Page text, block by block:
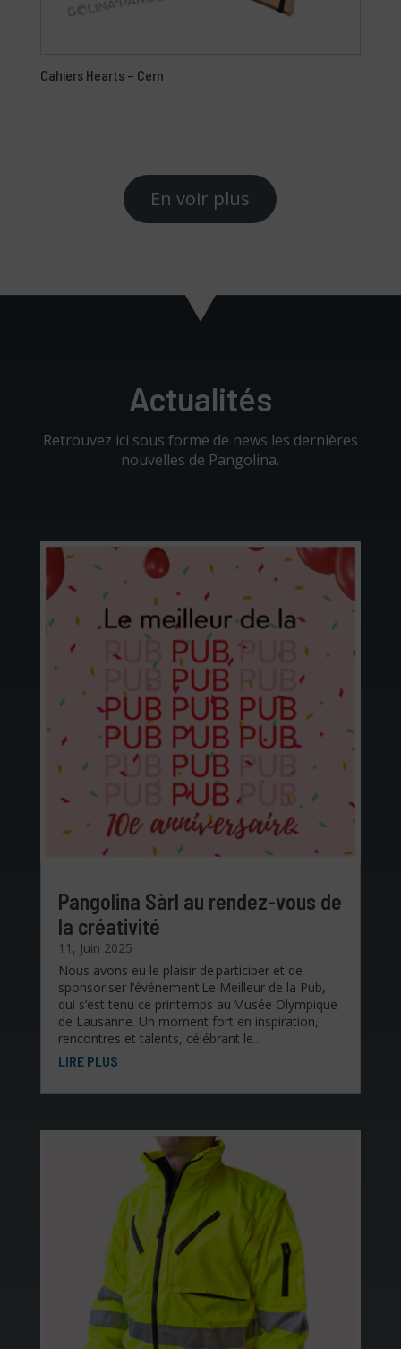
Cahiers Hearts – Cern
En voir plus
Actualités
Retrouvez ici sous forme de news les dernières
nouvelles de Pangolina.
Pangolina Sàrl au rendez-vous de
la créativité
11, Juin 2025
Nous avons eu le plaisir de participer et de
sponsoriser l’événement Le Meilleur de la Pub,
qui s’est tenu ce printemps au Musée Olympique
de Lausanne. Un moment fort en inspiration,
rencontres et talents, célébrant le...
LIRE PLUS